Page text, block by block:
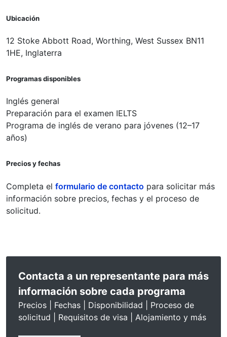
Ubicación
12 Stoke Abbott Road, Worthing, West Sussex BN11
1HE, Inglaterra
Programas disponibles
Inglés general
Preparación para el examen IELTS
Programa de inglés de verano para jóvenes (12–17
años)
Precios y fechas
Completa el formulario de contacto para solicitar más
información sobre precios, fechas y el proceso de
solicitud.
Contacta a un representante para más
información sobre cada programa
Precios | Fechas | Disponibilidad | Proceso de
solicitud | Requisitos de visa | Alojamiento y más